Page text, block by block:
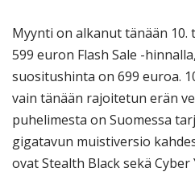
Myynti on alkanut tänään
599 euron Flash Sale -
suositushinta on 699 euroa.
vain tänään rajoitetun erän
puhelimesta on Suomessa
gigatavun muistiversio
ovat Stealth Black sekä Cyber